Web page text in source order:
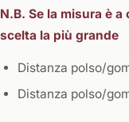
N.B. Se la misura è
scelta la più grande
Distanza polso/
Distanza polso/